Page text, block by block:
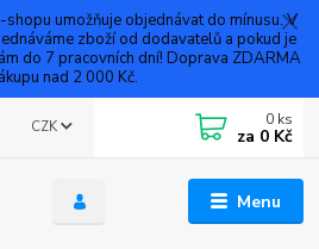
umožňuje objednávat do mínusu. V
zboží od dodavatelů a pokud je
do 7 pracovních dní! Doprava ZDARMA
nad 2 000 Kč.
Menu
CZK 0 ks
za 0 Kč